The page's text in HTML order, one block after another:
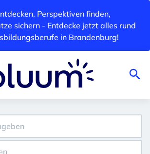
Perspektiven finden,
sichern - Entdecke jetzt alles rund
in Brandenburg!